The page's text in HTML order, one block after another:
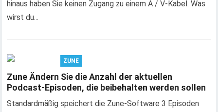
hinaus haben Sie keinen Zugang zu einem A / V-Kabel. Was
wirst du...
ZUNE
Zune Ändern Sie die Anzahl der aktuellen
Podcast-Episoden, die beibehalten werden sollen
Standardmäßig speichert die Zune-Software 3 Episoden